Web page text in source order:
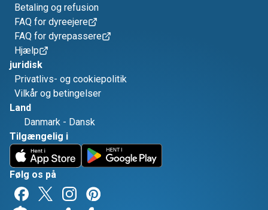
Betaling og refusion
FAQ for dyreejere
FAQ for dyrepassere
Hjælp
juridisk
Privatlivs- og cookiepolitik
Vilkår og betingelser
Land
Danmark - Dansk
Tilgængelig i
Følg os på